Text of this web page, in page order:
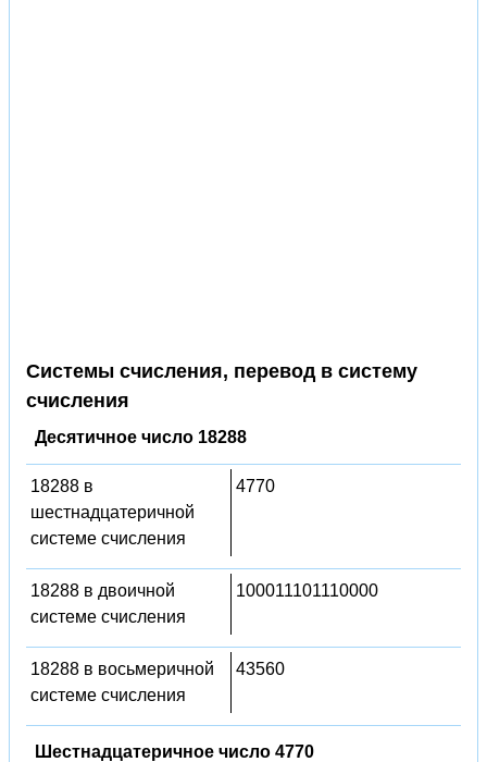
Системы счисления, перевод в систему
счисления
Десятичное число 18288
18288 в
шестнадцатеричной
системе счисления
4770
18288 в двоичной
системе счисления
100011101110000
18288 в восьмеричной
системе счисления
43560
Шестнадцатеричное число 4770